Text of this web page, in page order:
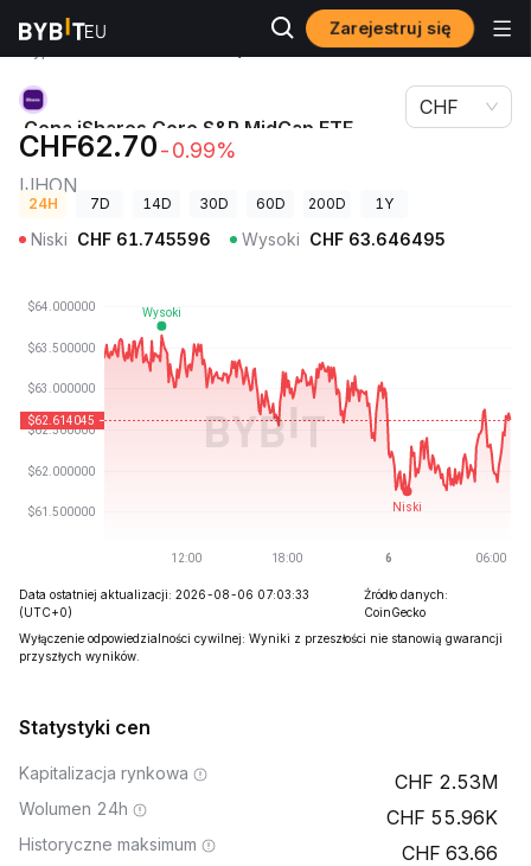
Zarejestruj się
Ceny
Cena iShares Core S&P MidCap ETF (Ondo
Cena iShares Core S&P MidCap ETF
(Ondo Tokenized ETF)
IJHON
CHF62.70-0.99%
CHF
24H 7D 14D 30D 60D 200D 1Y
Niski CHF 61.745596 Wysoki CHF 63.646495
Data ostatniej aktualizacji: 2026-08-06 07:03:33
(UTC+0)
Źródło danych:
CoinGecko
Wyłączenie odpowiedzialności cywilnej: Wyniki z przeszłości nie stanowią gwarancji
przyszłych wyników.
Statystyki cen
Kapitalizacja rynkowa 2.53M
Wolumen 24h 55.96K
Historyczne maksimum 63.66